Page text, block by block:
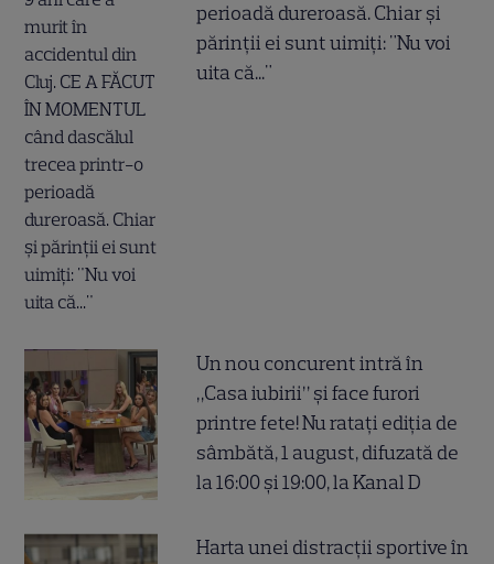
perioadă dureroasă. Chiar și
părinții ei sunt uimiți: "Nu voi
uita că..."
Un nou concurent intră în
„Casa iubirii” și face furori
printre fete! Nu ratați ediția de
sâmbătă, 1 august, difuzată de
la 16:00 și 19:00, la Kanal D
Harta unei distracții sportive în